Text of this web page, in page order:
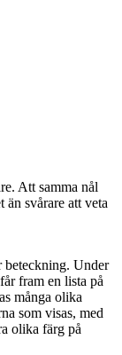
Att samma nål
svårare att veta
beteckning. Under
fram en lista på
många olika
som visas, med
olika färg på